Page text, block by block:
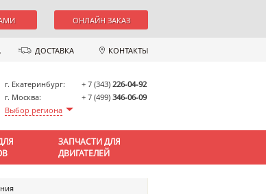
ОНЛАЙН ЗАКАЗ
ДОСТАВКА КОНТАКТЫ
г. Екатеринбург: + 7 (343) 226-04-92
г. Москва:
+ 7 (499) 346-06-09
Выбор региона
ЗАПЧАСТИ ДЛЯ
ДВИГАТЕЛЕЙ